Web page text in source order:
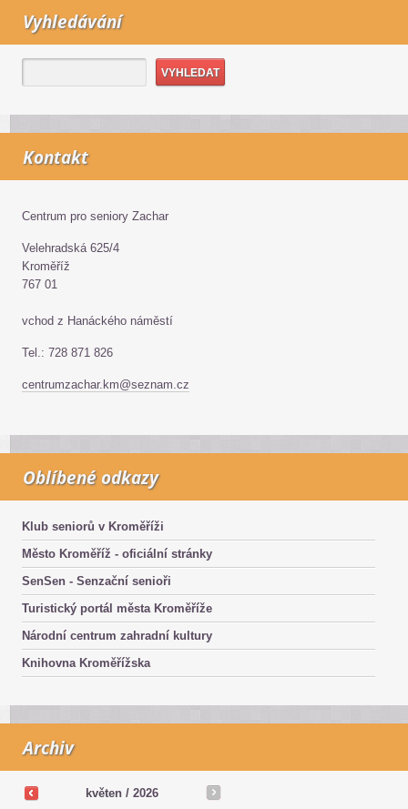
Vyhledávání
Kontakt
Centrum pro seniory Zachar
Velehradská 625/4
Kroměříž
767 01
vchod z Hanáckého náměstí
Tel.: 728 871 826
centrumzachar.km@seznam.cz
Oblíbené odkazy
Klub seniorů v Kroměříži
Město Kroměříž - oficiální stránky
SenSen - Senzační senioři
Turistický portál města Kroměříže
Národní centrum zahradní kultury
Knihovna Kroměřížska
Archiv
květen / 2026